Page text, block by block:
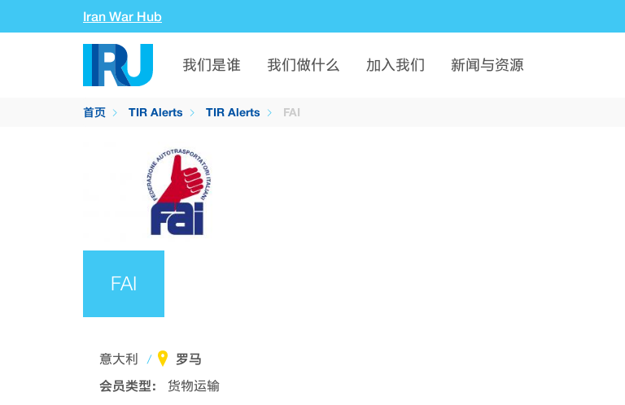
Iran War Hub
我们是谁 我们做什么 加入我们 新闻与资源
首页 TIR Alerts TIR Alerts FAI
FAI
意大利
罗马
会员类型：
货物运输